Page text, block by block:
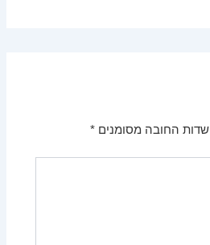
שדות החובה מסומנים*